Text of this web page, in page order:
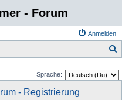
- Forum
Anmelden
Sprache:
- Registrierung